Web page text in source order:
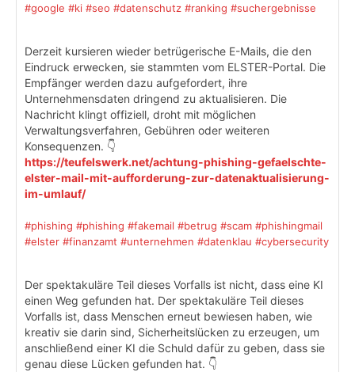
#google #ki #seo #datenschutz #ranking #suchergebnisse
Derzeit kursieren wieder betrügerische E-Mails, die den
Eindruck erwecken, sie stammten vom ELSTER-Portal. Die
Empfänger werden dazu aufgefordert, ihre
Unternehmensdaten dringend zu aktualisieren. Die
Nachricht klingt offiziell, droht mit möglichen
Verwaltungsverfahren, Gebühren oder weiteren
Konsequenzen. 👇
https://teufelswerk.net/achtung-phishing-gefaelschte-
elster-mail-mit-aufforderung-zur-datenaktualisierung-
im-umlauf/
#phishing #phishing #fakemail #betrug #scam #phishingmail
#elster #finanzamt #unternehmen #datenklau #cybersecurity
Der spektakuläre Teil dieses Vorfalls ist nicht, dass eine KI
einen Weg gefunden hat. Der spektakuläre Teil dieses
Vorfalls ist, dass Menschen erneut bewiesen haben, wie
kreativ sie darin sind, Sicherheitslücken zu erzeugen, um
anschließend einer KI die Schuld dafür zu geben, dass sie
genau diese Lücken gefunden hat. 👇